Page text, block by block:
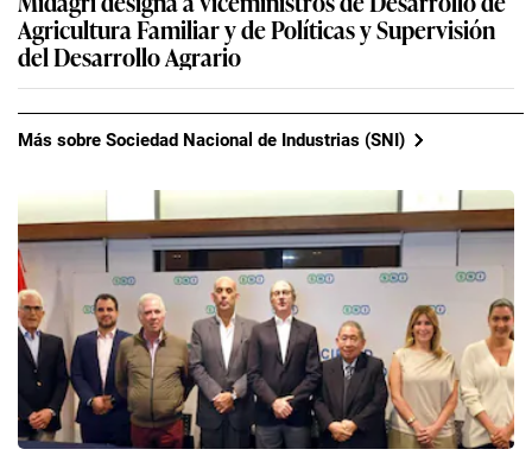
Agricultura Familiar y de Políticas y Supervisión
del Desarrollo Agrario
Más sobre Sociedad Nacional de Industrias (SNI)